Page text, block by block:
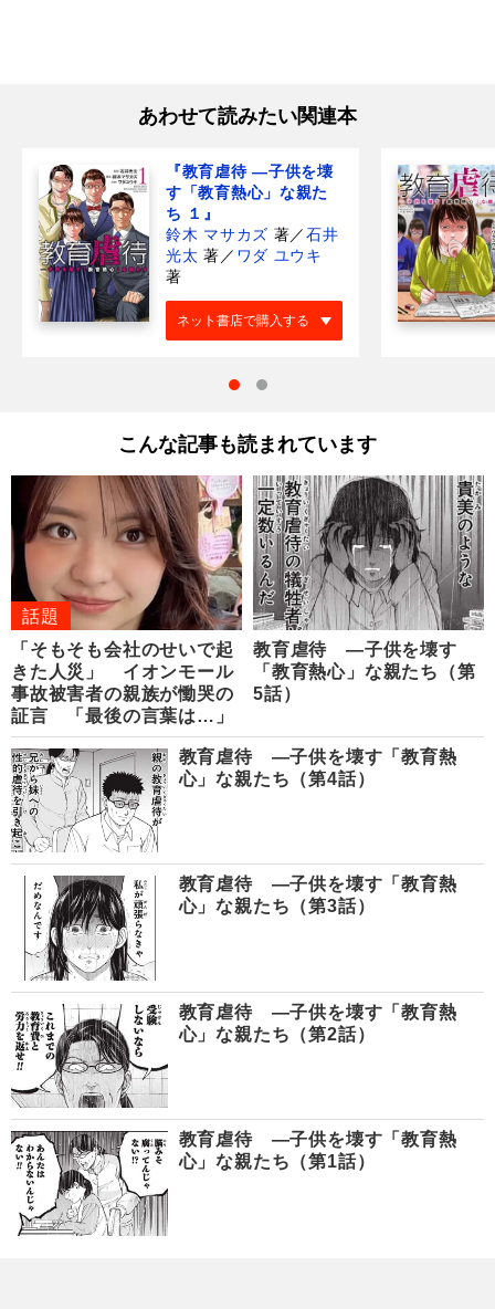
あわせて読みたい関連本
『教育虐待 ―子供を壊
す「教育熱心」な親た
ち １』
鈴木 マサカズ 著／石井
光太 著 ／ ワダ ユウキ
著
ネット書店で購入する
こんな記事も読まれています
話題
「そもそも会社のせいで起
きた人災」 イオンモール
事故被害者の親族が慟哭の
証言 「最後の言葉は…」
教育虐待 ―子供を壊す
「教育熱心」な親たち（第
5話）
教育虐待 ―子供を壊す「教育熱
心」な親たち（第4話）
教育虐待 ―子供を壊す「教育熱
心」な親たち（第3話）
教育虐待 ―子供を壊す「教育熱
心」な親たち（第2話）
教育虐待 ―子供を壊す「教育熱
心」な親たち（第1話）